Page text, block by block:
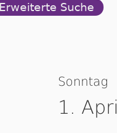
Erweiterte Suche
Sonntag
1.